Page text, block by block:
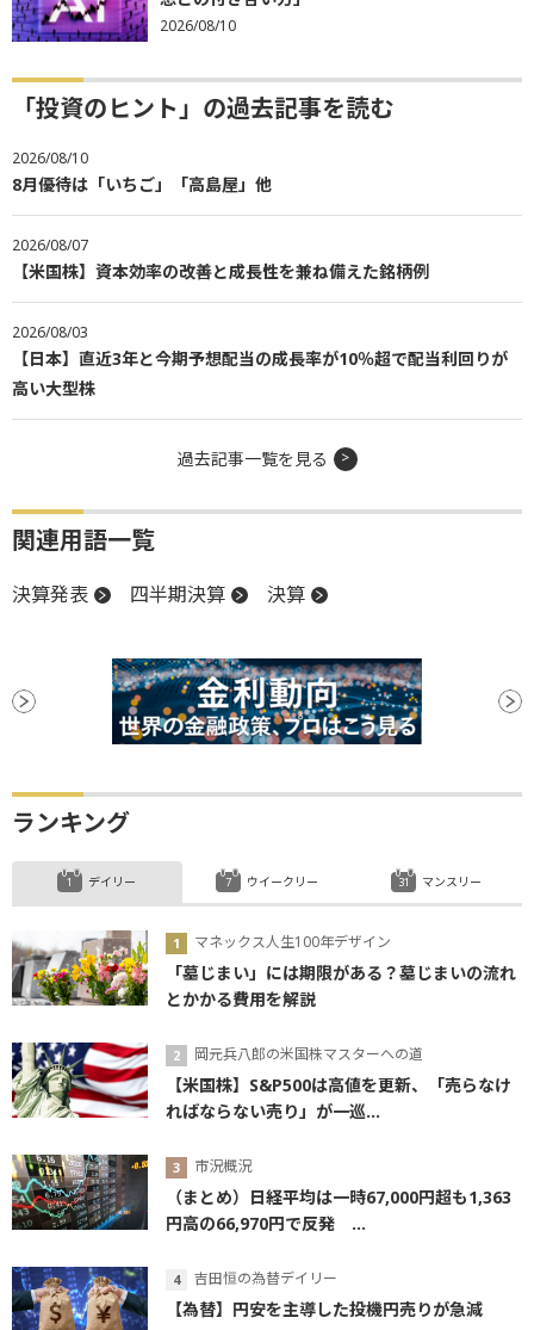
2026/08/10
「投資のヒント」の過去記事を読む
2026/08/10
8月優待は「いちご」「高島屋」他
2026/08/07
【米国株】資本効率の改善と成長性を兼ね備えた銘柄例
2026/08/03
【日本】直近3年と今期予想配当の成長率が10％超で配当利回りが
高い大型株
過去記事一覧を見る
関連用語一覧
決算発表 四半期決算 決算
ランキング
デイリー
マネックス人生100年デザイン
「墓じまい」には期限がある？墓じまいの流れ
とかかる費用を解説
岡元兵八郎の米国株マスターへの道
【米国株】S&P500は高値を更新、「売らなけ
ればならない売り」が一巡...
市況概況
（まとめ）日経平均は一時67,000円超も1,363
円高の66,970円で反発 ...
吉田恒の為替デイリー
【為替】円安を主導した投機円売りが急減
ウイークリー マンスリー